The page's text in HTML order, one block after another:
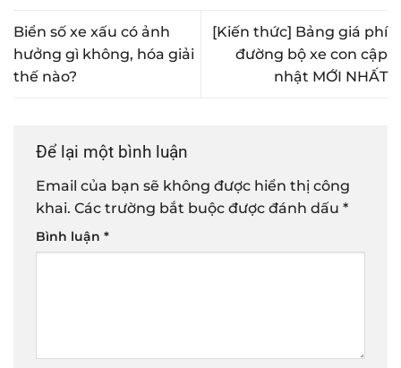
Biển số xe xấu có ảnh
hưởng gì không, hóa giải
thế nào?
[Kiến thức] Bảng giá phí
đường bộ xe con cập
nhật MỚI NHẤT
Để lại một bình luận
Email của bạn sẽ không được hiển thị công
khai. Các trường bắt buộc được đánh dấu *
Bình luận *